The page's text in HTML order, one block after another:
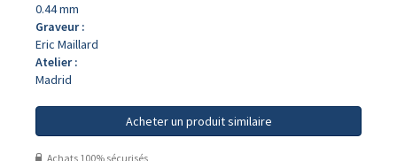
0.44 mm
Graveur :
Eric Maillard
Atelier :
Madrid
Acheter un produit similaire
Achats 100% sécurisés